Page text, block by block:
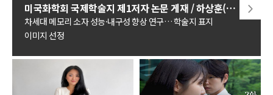
미국화학회 국제학술지 제1저자 논문 게재 / 하상훈(일반대학원 지능형반도체및디스플레이학과 석사과정) 학생
차세대 메모리 소자 성능·내구성 향상 연구… 학술지 표지
이미지 선정